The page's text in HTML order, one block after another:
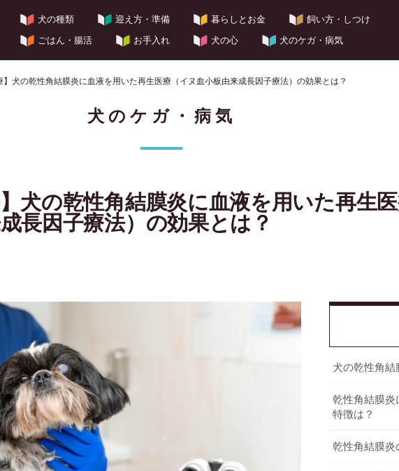
犬の種類 迎え方・準備 暮らしとお金
飼い方・しつけ
ごはん・腸活
お手入れ 犬の心 犬のケガ・病気
】犬の乾性角結膜炎に血液を用いた再生医療（イヌ血小板由来成長因子療法）の効果とは？
犬のケガ・病気
】犬の乾性角結膜炎に血液を用いた再生
成長因子療法）の効果とは？
犬の乾性角結
乾性角結膜炎
特徴は？
乾性角結膜炎